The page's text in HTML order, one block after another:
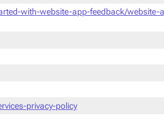
with-website-app-feedback/website-
privacy-policy